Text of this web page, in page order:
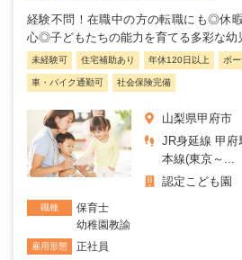
経験不問！在職中の方の転職にも◎休
心◎子どもたちの能力を育てる多彩な
未経験可 住宅補助あり 年休120日以上 ボ
車・バイク通勤可 社会保険完備
山梨県甲府市
JR身延線 甲
本線(東京～...
認定こども園
職種
保育士
幼稚園教諭
雇用形態 正社員